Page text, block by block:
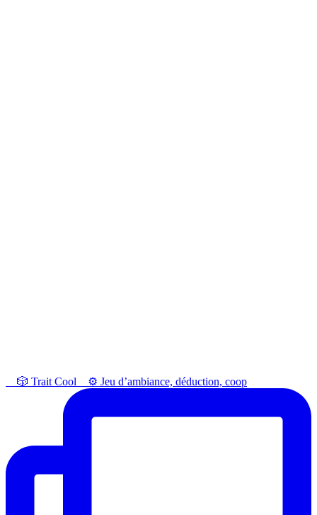
⠀ 🎲 Trait Cool⠀ ⚙️ Jeu d’ambiance, déduction, coop